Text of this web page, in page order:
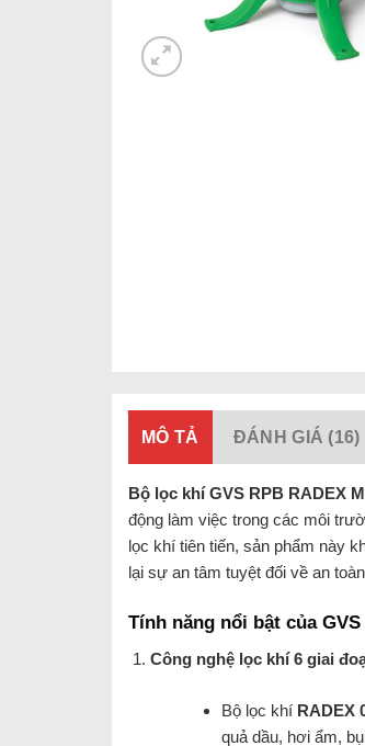
MÔ TẢ ĐÁNH GIÁ (16)
Bộ lọc khí GVS RPB RADEX
động làm việc trong các môi
lọc khí tiên tiến, sản phẩm này
lại sự an tâm tuyệt đối về an
Tính năng nổi bật của GVS
Công nghệ lọc khí 6 giai
Bộ lọc khí RADEX
quả dầu, hơi ẩm,